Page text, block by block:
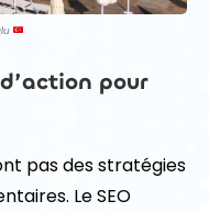
pour
pas des stratégies
Le SEO